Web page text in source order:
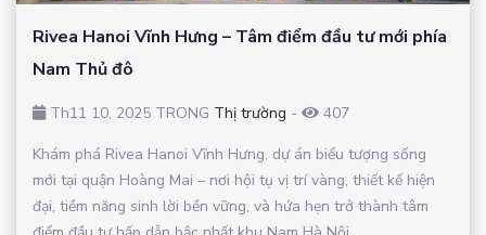
Rivea Hanoi Vĩnh Hưng – Tâm điểm đầu tư mới phía
Nam Thủ đô
Th11 10, 2025 TRONG Thị trường -
407
Khám phá Rivea Hanoi Vĩnh Hưng, dự án biểu tượng sống
mới tại quận Hoàng Mai – nơi hội tụ vị trí vàng, thiết kế hiện
đại, tiềm năng sinh lời bền vững, và hứa hẹn trở thành tâm